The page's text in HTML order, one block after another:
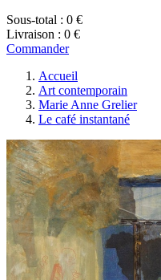
Sous-total : 0 €
Livraison : 0 €
Commander
Accueil
Art contemporain
Marie Anne Grelier
Le café instantané